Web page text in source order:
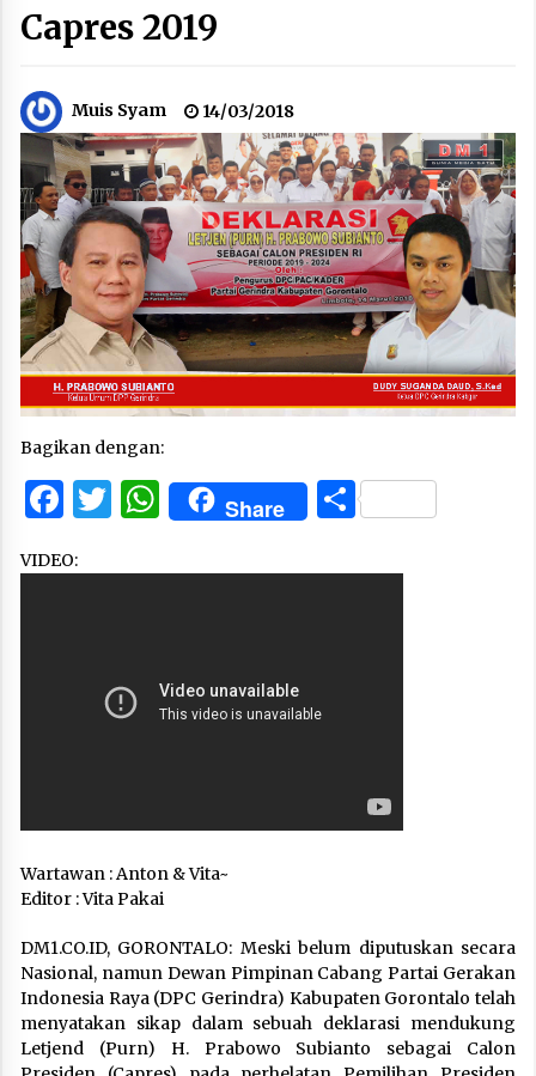
Capres 2019
Muis Syam 14/03/2018
Bagikan dengan:
Facebook
Twitter
WhatsApp
Share Share
VIDEO:
Wartawan : Anton & Vita~
Editor : Vita Pakai
DM1.CO.ID, GORONTALO: Meski belum diputuskan secara
Nasional, namun Dewan Pimpinan Cabang Partai Gerakan
Indonesia Raya (DPC Gerindra) Kabupaten Gorontalo telah
menyatakan sikap dalam sebuah deklarasi mendukung
Letjend (Purn) H. Prabowo Subianto sebagai Calon